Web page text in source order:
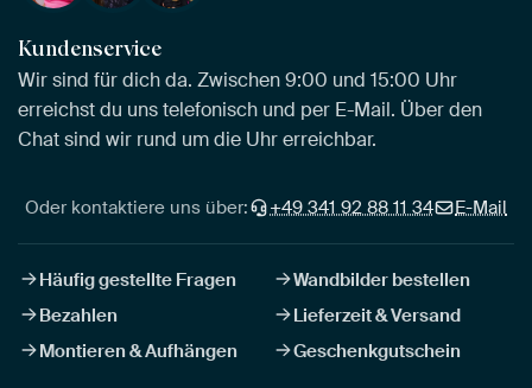
Kundenservice
Wir sind für dich da. Zwischen 9:00 und 15:00 Uhr
erreichst du uns telefonisch und per E-Mail. Über den
Chat sind wir rund um die Uhr erreichbar.
Oder kontaktiere uns über: +49 341 92 88 11 34 E-Mail
Häufig gestellte Fragen
Wandbilder bestellen
Bezahlen
Lieferzeit & Versand
Montieren & Aufhängen
Geschenkgutschein